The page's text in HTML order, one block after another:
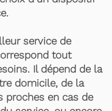
service de
tout
Il dépend de la
domicile, de la
proches en cas de